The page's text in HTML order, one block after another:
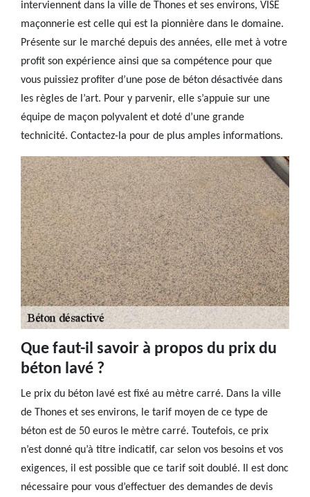
interviennent dans la ville de Thones et ses environs, VISE
maçonnerie est celle qui est la pionnière dans le domaine.
Présente sur le marché depuis des années, elle met à votre
profit son expérience ainsi que sa compétence pour que
vous puissiez profiter d’une pose de béton désactivée dans
les règles de l’art. Pour y parvenir, elle s’appuie sur une
équipe de maçon polyvalent et doté d’une grande
technicité. Contactez-la pour de plus amples informations.
Que faut-il savoir à propos du prix du
béton lavé ?
Le prix du béton lavé est fixé au mètre carré. Dans la ville
de Thones et ses environs, le tarif moyen de ce type de
béton est de 50 euros le mètre carré. Toutefois, ce prix
n’est donné qu’à titre indicatif, car selon vos besoins et vos
exigences, il est possible que ce tarif soit doublé. Il est donc
nécessaire pour vous d’effectuer des demandes de devis